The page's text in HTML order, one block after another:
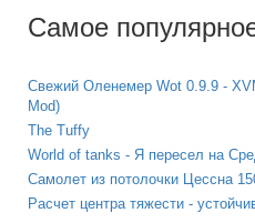
Самое
Свежий Оленемер Wot 0.9.9 -
Mod)
The Tuffy
World of tanks - Я пересел на
Самолет из потолочки Цессна
Расчет центра тяжести -